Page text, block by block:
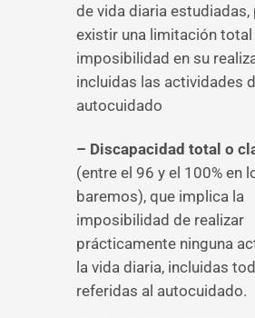
de vida diaria estudiadas,
existir una limitación total
imposibilidad en su
incluidas las actividades
autocuidado
– Discapacidad total o
(entre el 96 y el 100% en
baremos), que implica la
imposibilidad de realizar
prácticamente ninguna
la vida diaria, incluidas
referidas al autocuidado.